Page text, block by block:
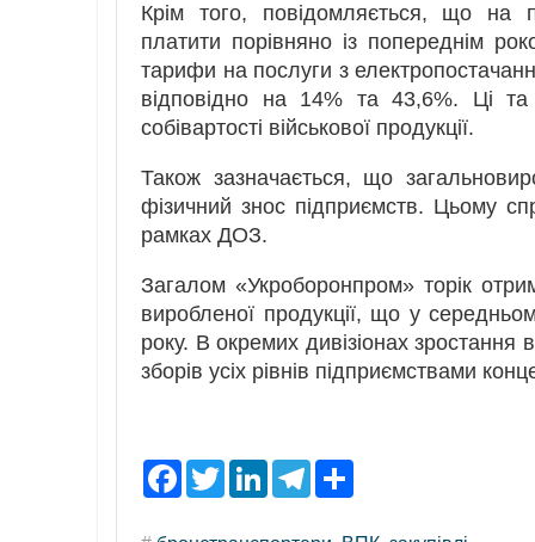
Крім того, повідомляється, що на
платити порівняно із попереднім
тарифи на послуги з
відповідно на 14% та 43,6%. Ці
собівартості військової продукції.
Також зазначається, що
фізичний знос підприємств. Цьому
рамках ДОЗ.
Загалом «Укроборонпром» торік
виробленої продукції, що у
року. В окремих дивізіонах зростання
зборів усіх рівнів підприємствами
F
a
T
w
L
T